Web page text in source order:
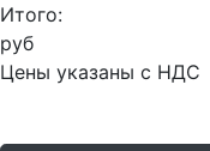
Итого:
руб
Цены указаны с НДС